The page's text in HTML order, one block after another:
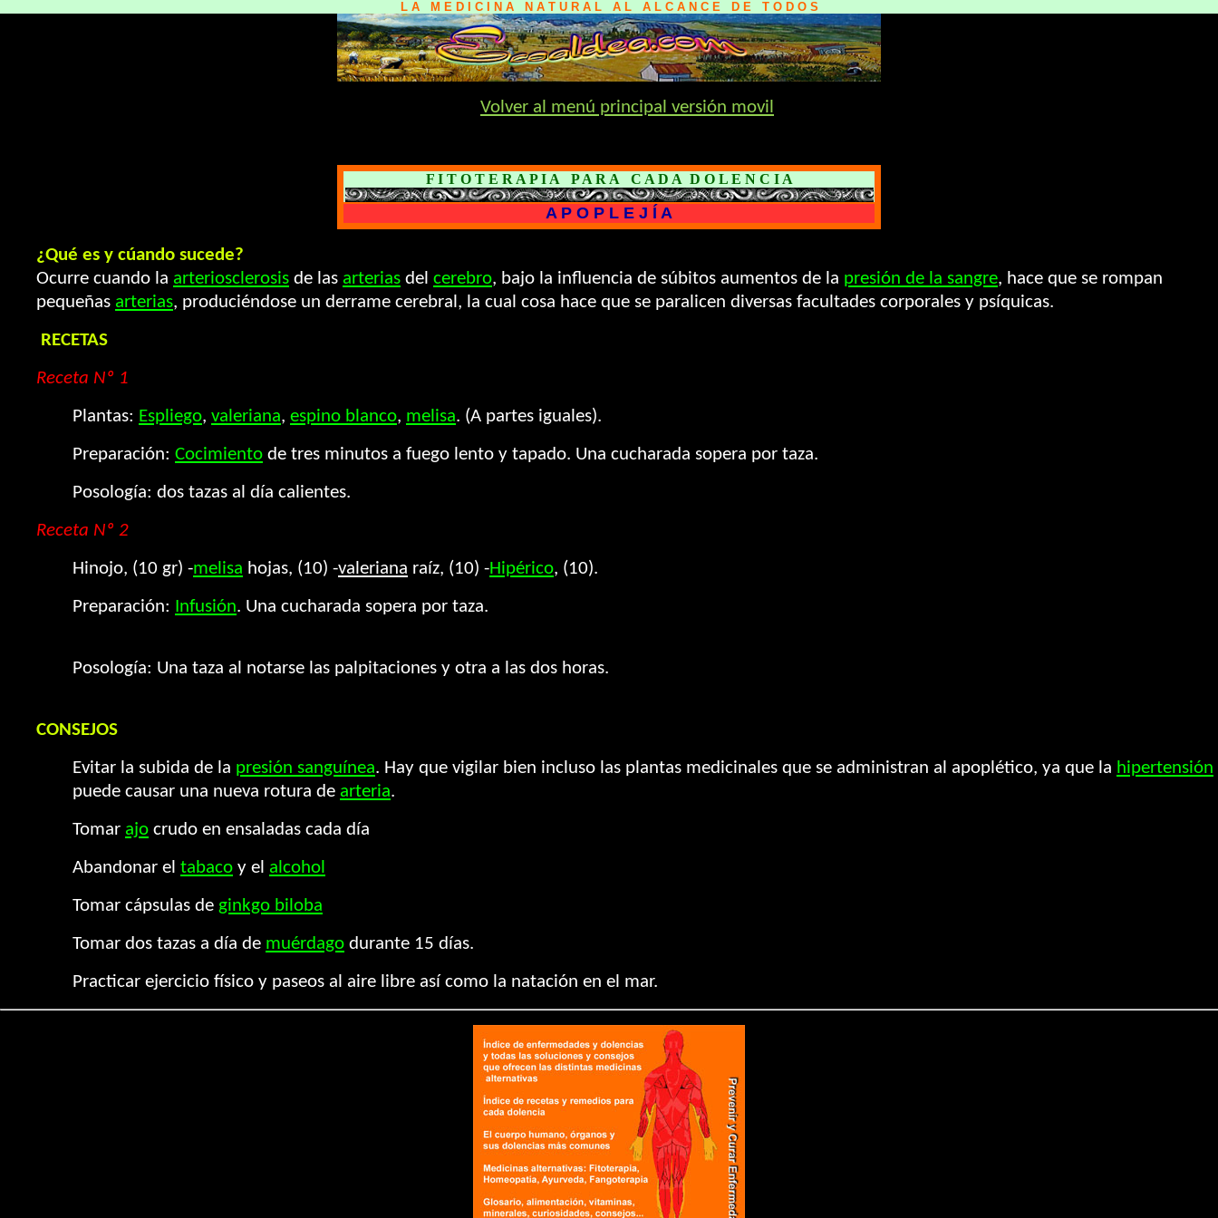
L A M E D I C I N A N A T U R A L A L A L C A N C E D E T O D O S
Volver al menú principal versión movil
F I T O T E R A P I A P A R A C A D A D O L E N C I A
A P O P L E J Í A
¿Qué es y cúando sucede?
Ocurre cuando la arteriosclerosis de las arterias del cerebro, bajo la influencia de súbitos aumentos de la presión de la sangre, hace que se rompan
pequeñas arterias, produciéndose un derrame cerebral, la cual cosa hace que se paralicen diversas facultades corporales y psíquicas.
RECETAS
Receta Nº 1
Plantas: Espliego, valeriana, espino blanco, melisa. (A partes iguales).
Preparación: Cocimiento de tres minutos a fuego lento y tapado. Una cucharada sopera por taza.
Posología: dos tazas al día calientes.
Receta Nº 2
Hinojo, (10 gr) -melisa hojas, (10) -valeriana raíz, (10) -Hipérico, (10).
Preparación:
Infusión. Una cucharada sopera por taza.
Posología: Una taza al notarse las palpitaciones y otra a las dos horas.
CONSEJOS
Evitar la subida de la presión sanguínea. Hay que vigilar bien incluso las plantas medicinales que se administran al apoplético, ya que la hipertensión
puede causar una nueva rotura de arteria.
Tomar ajo crudo en ensaladas cada día
Abandonar el tabaco y el alcohol
Tomar cápsulas de ginkgo biloba
Tomar dos tazas a día de muérdago durante 15 días.
Practicar ejercicio físico y paseos al aire libre así como la natación en el mar.